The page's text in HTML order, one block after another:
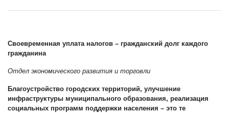
Своевременная уплата налогов – гражданский долг каждого
гражданина
Отдел экономического развития и торговли
Благоустройство городских территорий, улучшение
инфраструктуры муниципального образования, реализация
социальных программ поддержки населения – это те